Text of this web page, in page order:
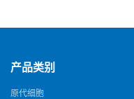
产品类别
原代细胞